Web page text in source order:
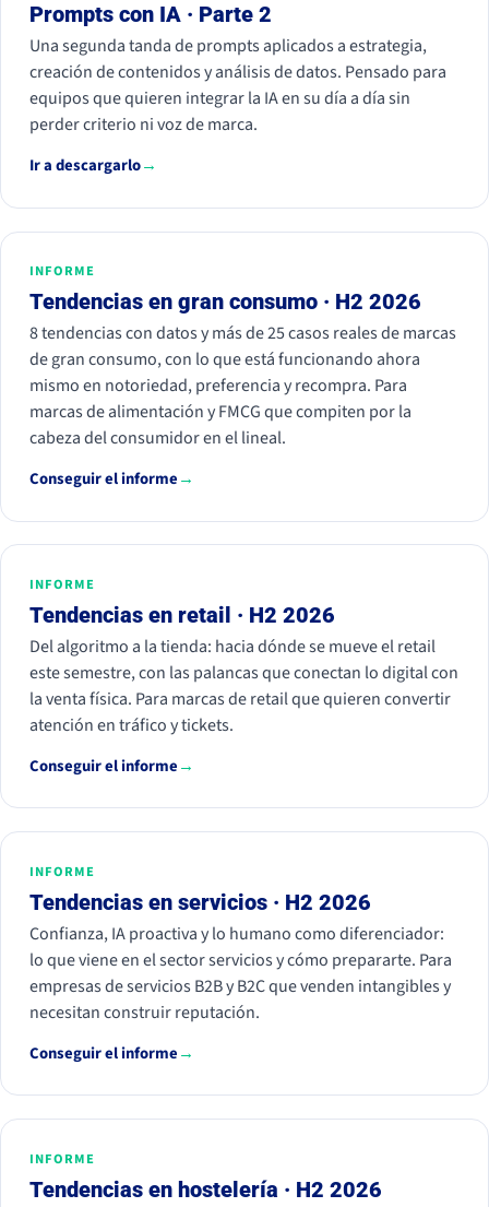
Prompts con IA · Parte 2
Una segunda tanda de prompts aplicados a estrategia,
creación de contenidos y análisis de datos. Pensado para
equipos que quieren integrar la IA en su día a día sin
perder criterio ni voz de marca.
Ir a descargarlo→
INFORME
Tendencias en gran consumo · H2 2026
8 tendencias con datos y más de 25 casos reales de marcas
de gran consumo, con lo que está funcionando ahora
mismo en notoriedad, preferencia y recompra. Para
marcas de alimentación y FMCG que compiten por la
cabeza del consumidor en el lineal.
Conseguir el informe→
INFORME
Tendencias en retail · H2 2026
Del algoritmo a la tienda: hacia dónde se mueve el retail
este semestre, con las palancas que conectan lo digital con
la venta física. Para marcas de retail que quieren convertir
atención en tráfico y tickets.
Conseguir el informe→
INFORME
Tendencias en servicios · H2 2026
Confianza, IA proactiva y lo humano como diferenciador:
lo que viene en el sector servicios y cómo prepararte. Para
empresas de servicios B2B y B2C que venden intangibles y
necesitan construir reputación.
Conseguir el informe→
INFORME
Tendencias en hostelería · H2 2026